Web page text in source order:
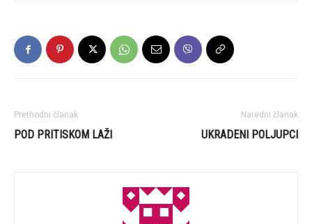
Prethodni članak
POD PRITISKOM LAŽI
Naredni članak
UKRADENI POLJUPCI